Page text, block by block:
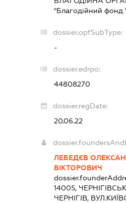
"Благодійний
dossier.opfSubType:
-
dossier.edrpo:
44808270
dossier.regDate:
20.06.22
ЛЕБЕДЄВ
ВІКТОРОВИЧ
14005,
ЧЕРНІГІВ,